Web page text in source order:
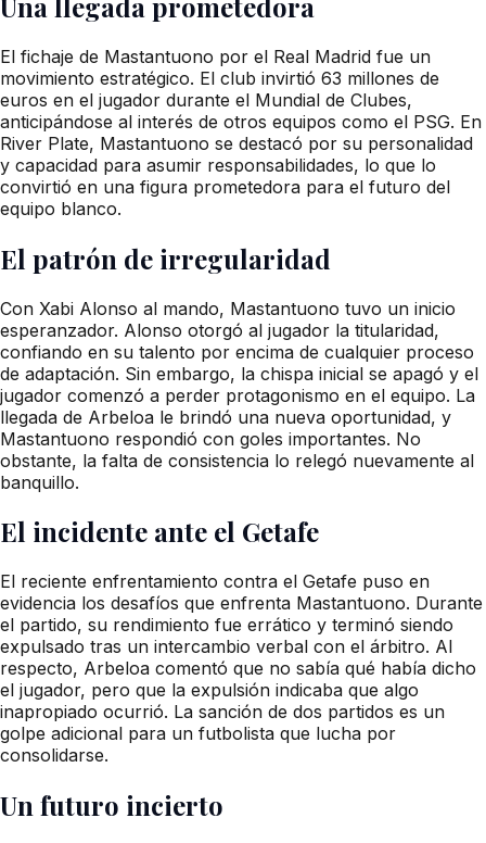
El fichaje de Mastantuono por el Real Madrid fue un
movimiento estratégico. El club invirtió 63 millones de
euros en el jugador durante el Mundial de Clubes,
anticipándose al interés de otros equipos como el PSG. En
River Plate, Mastantuono se destacó por su personalidad
y capacidad para asumir responsabilidades, lo que lo
convirtió en una figura prometedora para el futuro del
equipo blanco.
El patrón de irregularidad
Con Xabi Alonso al mando, Mastantuono tuvo un inicio
esperanzador. Alonso otorgó al jugador la titularidad,
confiando en su talento por encima de cualquier proceso
de adaptación. Sin embargo, la chispa inicial se apagó y el
jugador comenzó a perder protagonismo en el equipo. La
llegada de Arbeloa le brindó una nueva oportunidad, y
Mastantuono respondió con goles importantes. No
obstante, la falta de consistencia lo relegó nuevamente al
banquillo.
El incidente ante el Getafe
El reciente enfrentamiento contra el Getafe puso en
evidencia los desafíos que enfrenta Mastantuono. Durante
el partido, su rendimiento fue errático y terminó siendo
expulsado tras un intercambio verbal con el árbitro. Al
respecto, Arbeloa comentó que no sabía qué había dicho
el jugador, pero que la expulsión indicaba que algo
inapropiado ocurrió. La sanción de dos partidos es un
golpe adicional para un futbolista que lucha por
consolidarse.
Un futuro incierto